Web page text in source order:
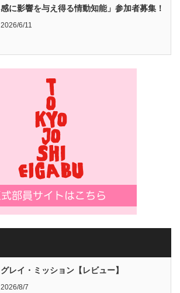
感に影響を与え得る情動知能」参加者募集！
2026/6/11
グレイ・ミッション【レビュー】
2026/8/7